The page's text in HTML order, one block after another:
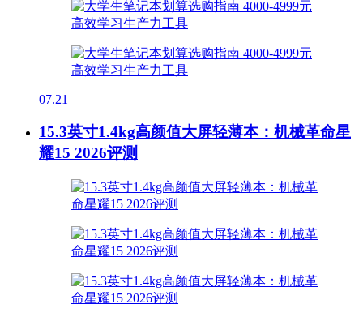
07.21
15.3英寸1.4kg高颜值大屏轻薄本：机械革命星
耀15 2026评测